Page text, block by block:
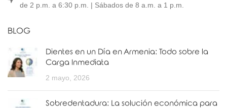
de 2 p.m. a 6:30 p.m. | Sábados de 8 a.m. a 1 p.m.
BLOG
Dientes en un Día en Armenia: Todo sobre la
Carga Inmediata
2 mayo, 2026
Sobredentadura: La solución económica para